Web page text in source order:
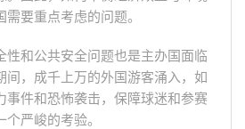
要重点考虑的问题。
性和公共安全问题也是主办国面临
间，成千上万的外国游客涌入，如
事件和恐怖袭击，保障球迷和参赛
严峻的考验。